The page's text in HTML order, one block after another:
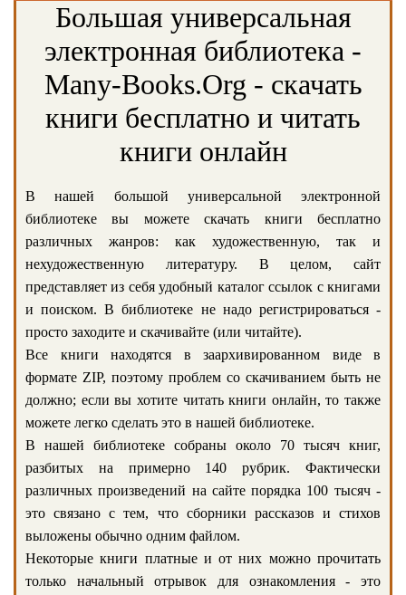
Большая универсальная
электронная библиотека -
Many-Books.Org - скачать
книги бесплатно и читать
книги онлайн
В нашей большой универсальной электронной
библиотеке вы можете скачать книги бесплатно
различных жанров: как художественную, так и
нехудожественную литературу. В целом, сайт
представляет из себя удобный каталог ссылок с книгами
и поиском. В библиотеке не надо регистрироваться -
просто заходите и скачивайте (или читайте).
Все книги находятся в заархивированном виде в
формате ZIP, поэтому проблем со скачиванием быть не
должно; если вы хотите читать книги онлайн, то также
можете легко сделать это в нашей библиотеке.
В нашей библиотеке собраны около 70 тысяч книг,
разбитых на примерно 140 рубрик. Фактически
различных произведений на сайте порядка 100 тысяч -
это связано с тем, что сборники рассказов и стихов
выложены обычно одним файлом.
Некоторые книги платные и от них можно прочитать
только начальный отрывок для ознакомления - это